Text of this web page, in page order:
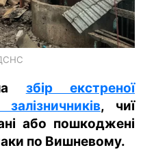
збір екстреної
, чиї
або пошкоджені
по Вишневому.